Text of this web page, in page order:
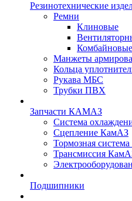
Резинотехнические
Ремни
Клиновые
Комбайновые
Манжеты
Кольца
Рукава МБС
Трубки ПВХ
Запчасти КАМАЗ
Система
Сцепление КамАЗ
Тормозная
Трансмиссия
Подшипники